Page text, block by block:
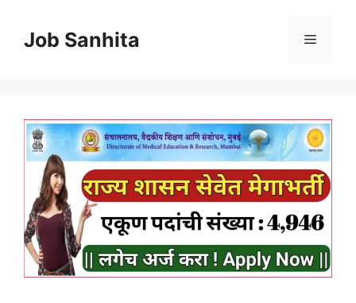
contentJob Sanhita Menu